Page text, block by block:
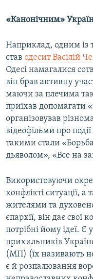
«Канонічним»
Наприклад, одним із
став одесит Васілій
Одесі намагалися
він брав активну
маючи за плечима
приїхав допомагати
організовував
відеофільми про
такими стали
дьяволом», «Все на
Використовуючи
конфлікті ситуації,
жителями та
єпархії, він дає свої
потрібні йому ідеї. Є
прихильників
(МП) (їх називають
є й розпалювання